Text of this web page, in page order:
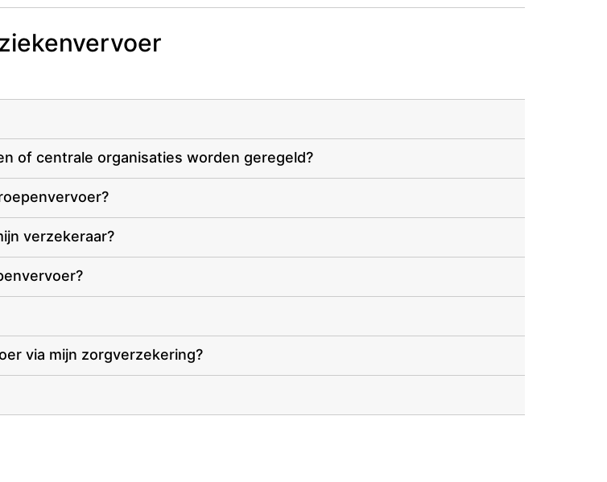
of centrale organisaties worden geregeld?
verzekeraar?
via mijn zorgverzekering?